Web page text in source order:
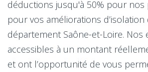
déductions jusqu'à 50% pour
pour vos améliorations
département Saône-et-Loire. Nos
accessibles à un montant
et ont l’opportunité de vous